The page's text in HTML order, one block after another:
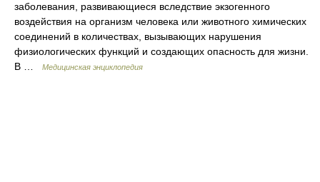
заболевания, развивающиеся вследствие экзогенного
воздействия на организм человека или животного химических
соединений в количествах, вызывающих нарушения
физиологических функций и создающих опасность для жизни.
В …
Медицинская энциклопедия